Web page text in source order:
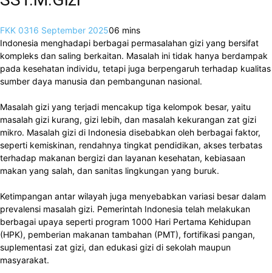
FKK 0316 September 202506 mins
Indonesia menghadapi berbagai permasalahan gizi yang bersifat
kompleks dan saling berkaitan. Masalah ini tidak hanya berdampak
pada kesehatan individu, tetapi juga berpengaruh terhadap kualitas
sumber daya manusia dan pembangunan nasional.
Masalah gizi yang terjadi mencakup tiga kelompok besar, yaitu
masalah gizi kurang, gizi lebih, dan masalah kekurangan zat gizi
mikro. Masalah gizi di Indonesia disebabkan oleh berbagai faktor,
seperti kemiskinan, rendahnya tingkat pendidikan, akses terbatas
terhadap makanan bergizi dan layanan kesehatan, kebiasaan
makan yang salah, dan sanitas lingkungan yang buruk.
Ketimpangan antar wilayah juga menyebabkan variasi besar dalam
prevalensi masalah gizi. Pemerintah Indonesia telah melakukan
berbagai upaya seperti program 1000 Hari Pertama Kehidupan
(HPK), pemberian makanan tambahan (PMT), fortifikasi pangan,
suplementasi zat gizi, dan edukasi gizi di sekolah maupun
masyarakat.